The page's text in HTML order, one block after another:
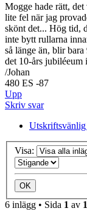
Mogge hade rätt,
lite fel när jag
skönt det... Hög tid,
inte bytt rullarna
så länge än, blir
det 10-års
/Johan
480 ES -87
Upp
Skriv svar
Utskriftsvänlig
Visa:
6 inlägg • Sida 1 av 1